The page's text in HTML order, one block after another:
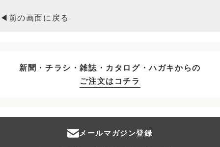
◀前の画面に戻る
新聞・チラシ・雑誌・カタログ・ハガキからの
ご注文はコチラ
メールマガジン登録